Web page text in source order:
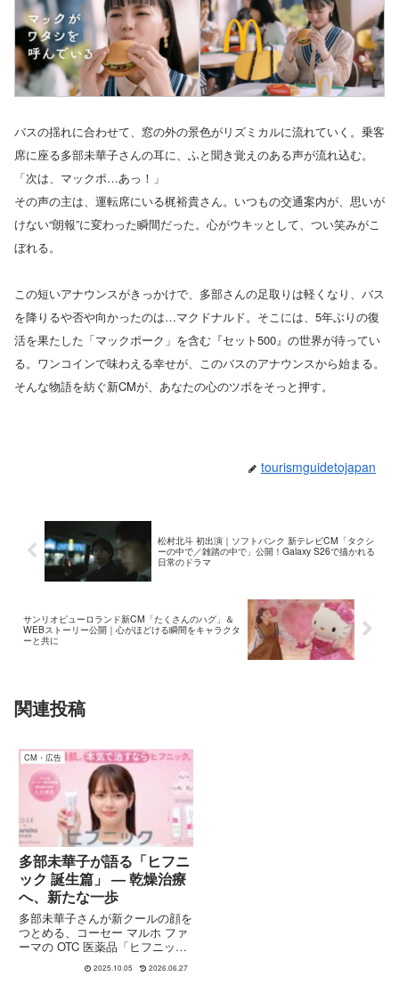
バスの揺れに合わせて、窓の外の景色がリズミカルに流れていく。乗客
席に座る多部未華子さんの耳に、ふと聞き覚えのある声が流れ込む。
「次は、マックポ…あっ！」
その声の主は、運転席にいる梶裕貴さん。いつもの交通案内が、思いが
けない“朗報”に変わった瞬間だった。心がウキッとして、つい笑みがこ
ぼれる。
この短いアナウンスがきっかけで、多部さんの足取りは軽くなり、バス
を降りるや否や向かったのは…マクドナルド。そこには、5年ぶりの復
活を果たした「マックポーク」を含む『セット500』の世界が待ってい
る。ワンコインで味わえる幸せが、このバスのアナウンスから始まる。
そんな物語を紡ぐ新CMが、あなたの心のツボをそっと押す。
tourismguidetojapan
松村北斗 初出演｜ソフトバンク 新テレビCM「タクシ
ーの中で／雑踏の中で」公開！Galaxy S26で描かれる
日常のドラマ
サンリオピューロランド新CM「たくさんのハグ」＆
WEBストーリー公開｜心がほどける瞬間をキャラクタ
ーと共に
関連投稿
CM・広告
多部未華子が語る「ヒフニ
ック 誕生篇」 — 乾燥治療
へ、新たな一歩
多部未華子さんが新クールの顔を
つとめる、コーセー マルホ ファ
ーマの OTC 医薬品「ヒフニッ
ク」新 TV-CM「誕生篇」が2025
年9月26日より全国放送スター
2025.10.05 2026.06.27